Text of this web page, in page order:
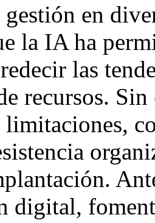
en
la IA ha
las
recursos.
digital,